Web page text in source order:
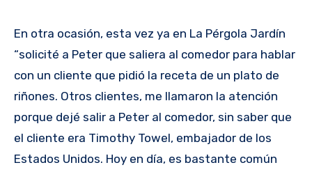
En otra ocasión, esta vez ya en La Pérgola Jardín
“solicité a Peter que saliera al comedor para hablar
con un cliente que pidió la receta de un plato de
riñones. Otros clientes, me llamaron la atención
porque dejé salir a Peter al comedor, sin saber que
el cliente era Timothy Towel, embajador de los
Estados Unidos. Hoy en día, es bastante común